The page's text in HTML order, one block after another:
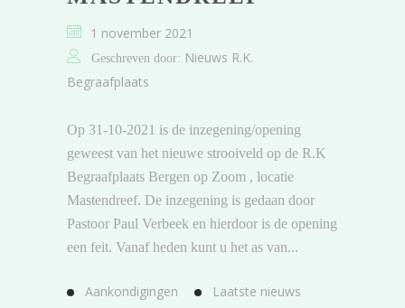
1 november 2021
Geschreven door: Nieuws R.K.
Begraafplaats
Op 31-10-2021 is de inzegening/opening
geweest van het nieuwe strooiveld op de R.K
Begraafplaats Bergen op Zoom , locatie
Mastendreef. De inzegening is gedaan door
Pastoor Paul Verbeek en hierdoor is de opening
een feit. Vanaf heden kunt u het as van...
Aankondigingen Laatste nieuws